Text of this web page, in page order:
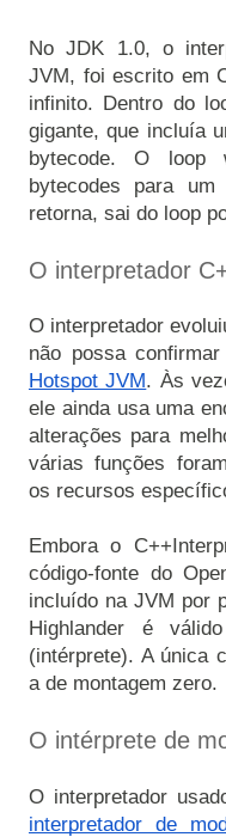
No JDK 1.0, o
JVM, foi escrito em
infinito. Dentro do
gigante, que incluía
bytecode. O loop
bytecodes para
retorna, sai do loop
O interpretador
O interpretador
Hotspot JVM. Às
ele ainda usa uma
alterações para
várias funções
os recursos
Embora o
código-fonte do
incluído na JVM por
Highlander é
(intérprete). A única
a de montagem zero.
O intérprete de
interpretador de